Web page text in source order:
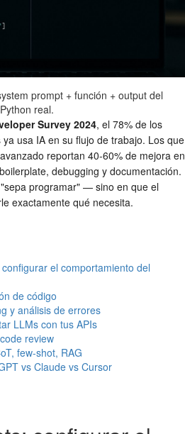
prompt + función + output del
real.
Survey 2024, el 78% de los
usa IA en su flujo de trabajo. Los que
reportan 40-60% de mejora en
debugging y documentación.
programar" — sino en que el
exactamente qué necesita.
el comportamiento del
de código
y análisis de errores
LLMs con tus APIs
review
few-shot, RAG
vs Claude vs Cursor